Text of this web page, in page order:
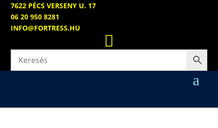
7622 PÉCS VERSENY U. 17
06 20 950 8281
INFO@FORTRESS.HU
